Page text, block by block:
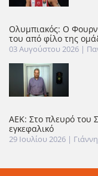
Ολυμπιακός: Ο
του από φίλο της
03 Αυγούστου 2026 |
ΑΕΚ: Στο πλευρό του
εγκεφαλικό
29 Ιουλίου 2026 |